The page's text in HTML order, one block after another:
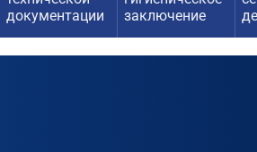
документации
заключение